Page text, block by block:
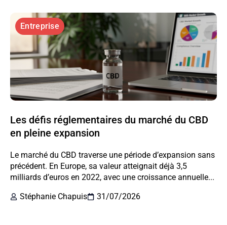
Entreprise
Les défis réglementaires du marché du CBD
en pleine expansion
Le marché du CBD traverse une période d’expansion sans
précédent. En Europe, sa valeur atteignait déjà 3,5
milliards d’euros en 2022, avec une croissance annuelle...
Stéphanie Chapuis
31/07/2026